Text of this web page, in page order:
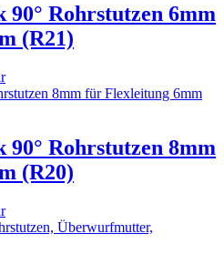
Rohrstutzen 6mm
(R21)
Rohrstutzen 8mm
(R20)